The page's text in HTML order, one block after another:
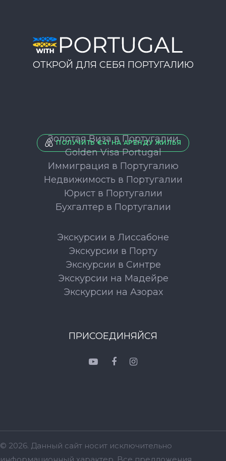
ОТКРОЙ ДЛЯ СЕБЯ ПОРТУГАЛИЮ
ПОЛУЧИТЬ €41 НА АРЕНДУ ЖИЛЬЯ
Золотая Виза в Португалии
Golden Visa Portugal
Иммиграция в Португалию
Недвижимость в Португалии
Юрист в Португалии
Бухгалтер в Португалии
Экскурсии в Лиссабоне
Экскурсии в Порту
Экскурсии в Синтре
Экскурсии на Мадейре
Экскурсии на Азорах
ПРИСОЕДИНЯЙСЯ
© 2026. Данный сайт носит исключительно
информационный характер. Bсе предложения,